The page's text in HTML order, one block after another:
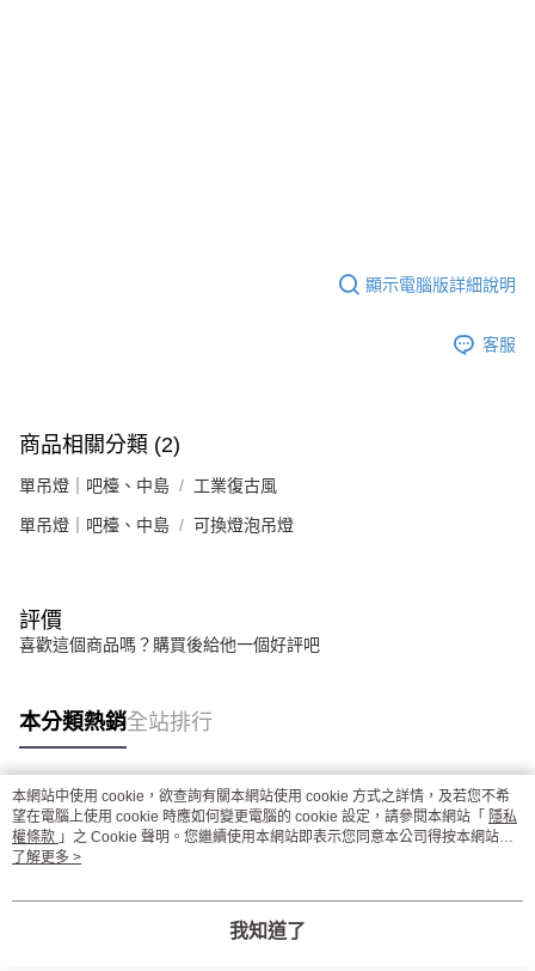
顯示電腦版詳細說明
客服
商品相關分類 (2)
單吊燈｜吧檯、中島 工業復古風
單吊燈｜吧檯、中島 可換燈泡吊燈
評價
喜歡這個商品嗎？購買後給他一個好評吧
本分類熱銷全站排行
熱門標籤
本網站中使用 cookie，欲查詢有關本網站使用 cookie 方式之詳情，及若您不希
望在電腦上使用 cookie 時應如何變更電腦的 cookie 設定，請參閱本網站「 隱私
權條款 」之 Cookie 聲明。您繼續使用本網站即表示您同意本公司得按本網站使
用條款之 Cookie 聲明使用 cookie。
了解更多 >
我知道了